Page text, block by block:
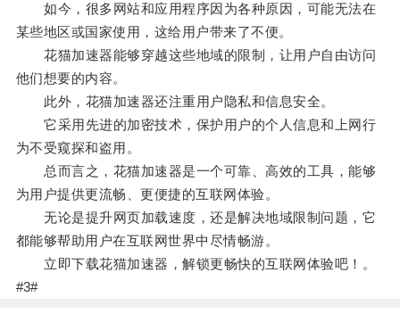
如今，很多网站和应用程序因为各种原因，可能无法在
某些地区或国家使用，这给用户带来了不便。
花猫加速器能够穿越这些地域的限制，让用户自由访问
他们想要的内容。
此外，花猫加速器还注重用户隐私和信息安全。
它采用先进的加密技术，保护用户的个人信息和上网行
为不受窥探和盗用。
总而言之，花猫加速器是一个可靠、高效的工具，能够
为用户提供更流畅、更便捷的互联网体验。
无论是提升网页加载速度，还是解决地域限制问题，它
都能够帮助用户在互联网世界中尽情畅游。
立即下载花猫加速器，解锁更畅快的互联网体验吧！。
#3#